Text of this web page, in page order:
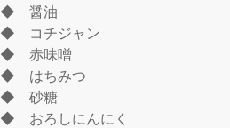
◆ 醤油
◆ コチジャン
◆ 赤味噌
◆ はちみつ
◆ 砂糖
◆ おろしにんにく